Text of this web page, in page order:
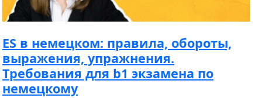
ES в немецком: правила, обороты,
выражения, упражнения.
Требования для b1 экзамена по
немецкому